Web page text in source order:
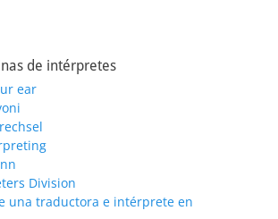
de intérpretes
ear
Division
una traductora e intérprete en